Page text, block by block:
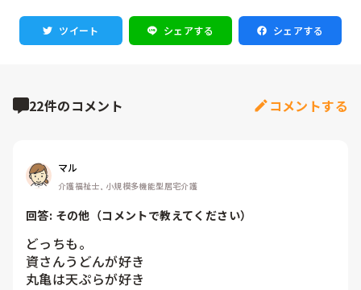
ツイート シェアする シェアする
22件のコメント コメントする
マル
介護福祉士, 小規模多機能型居宅介護
回答: その他（コメントで教えてください）
どっちも。
資さんうどんが好き
丸亀は天ぷらが好き